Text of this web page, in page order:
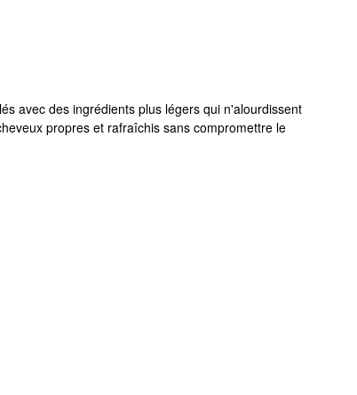
avec des ingrédients plus légers qui n'alourdissent
propres et rafraîchis sans compromettre le